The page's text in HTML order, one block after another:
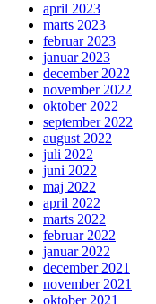
april 2023
marts 2023
februar 2023
januar 2023
december 2022
november 2022
oktober 2022
september 2022
august 2022
juli 2022
juni 2022
maj 2022
april 2022
marts 2022
februar 2022
januar 2022
december 2021
november 2021
oktober 2021